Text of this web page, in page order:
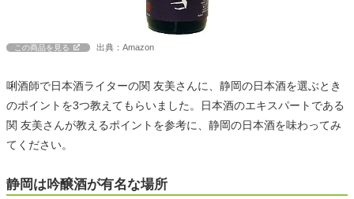
この商品を見る 出典：Amazon
唎酒師で日本酒ライターの関 友美さんに、静岡の日本酒を選ぶとき
のポイントを3つ教えてもらいました。日本酒のエキスパートである
関 友美さんが教えるポイントを参考に、静岡の日本酒を味わってみ
てください。
静岡は吟醸酒が有名な場所